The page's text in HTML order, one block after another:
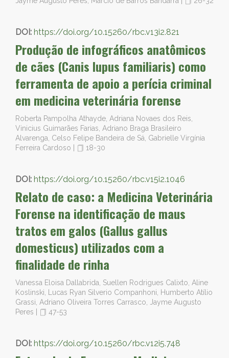
DOI: https://doi.org/10.15260/rbc.v13i2.821
Produção de infográficos anatômicos
de cães (Canis lupus familiaris) como
ferramenta de apoio a perícia criminal
em medicina veterinária forense
Roberta Pampolha Athayde, Adriana Novaes dos Reis,
Vinicius Guimarães Farias, Adriano Braga Brasileiro
Alvarenga, Celso Felipe Bandeira de Sá, Gabrielle Virgínia
Ferreira Cardoso
18-30
DOI: https://doi.org/10.15260/rbc.v15i2.1046
Relato de caso: a Medicina Veterinária
Forense na identificação de maus
tratos em galos (Gallus gallus
domesticus) utilizados com a
finalidade de rinha
Vanessa Eloisa Dallabrida, Suellen Rodrigues Calixto, Aline
Koslinski, Lucas Ryan Silverio Companhoni, Humberto Atílio
Grassi, Adriano Oliveira Torres Carrasco, Jayme Augusto
Peres
47-53
DOI: https://doi.org/10.15260/rbc.v12i5.748